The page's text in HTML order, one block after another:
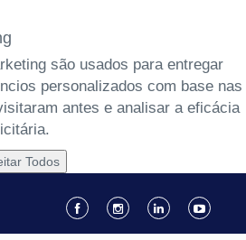
são usados para entregar
personalizados com base nas
antes e analisar a eficácia
Todos